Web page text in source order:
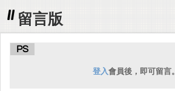
留言版
PS
登入會員後，即可留言。